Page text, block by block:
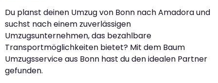
Du planst deinen Umzug von Bonn nach Amadora und
suchst nach einem zuverlässigen
Umzugsunternehmen, das bezahlbare
Transportmöglichkeiten bietet? Mit dem Baum
Umzugsservice aus Bonn hast du den idealen Partner
gefunden.